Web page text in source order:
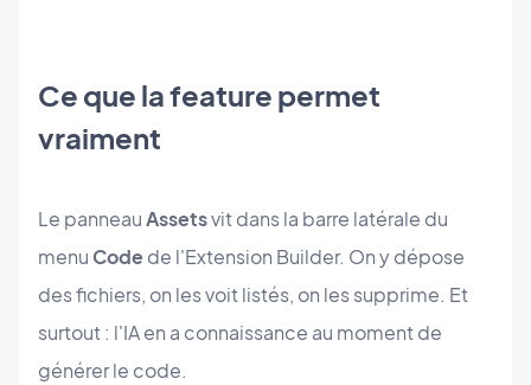
Ce que la feature permet
vraiment
Le panneauAssetsvit dans la barre latérale du
menuCodede l'Extension Builder. On y dépose
des fichiers, on les voit listés, on les supprime. Et
surtout : l'IA en a connaissance au moment de
générer le code.